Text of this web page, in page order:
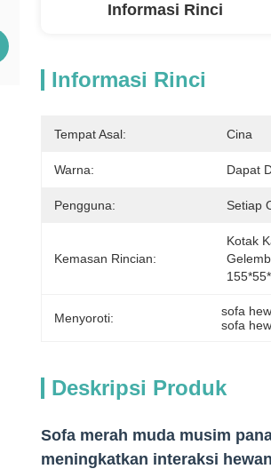
Informasi Rinci
Informasi Rinci
Tempat Asal: Cina
Warna: Dapat
Pengguna: Setiap
Kemasan Rincian:
Kotak
Menyoroti: sofa
sofa
Deskripsi Produk
Sofa merah muda musim
meningkatkan interaksi